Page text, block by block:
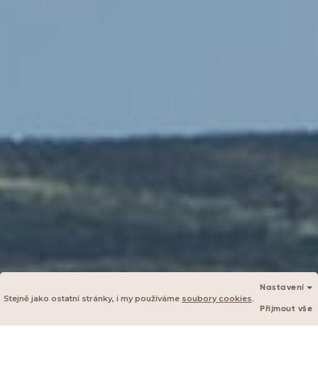
Stejně jako ostatní stránky, i my používáme soubory cookies.
Nastavení
Přijmout vše